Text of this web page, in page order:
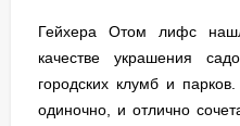
Гейхера Отом лифс
качестве украшения
городских клумб и
одиночно, и отлично